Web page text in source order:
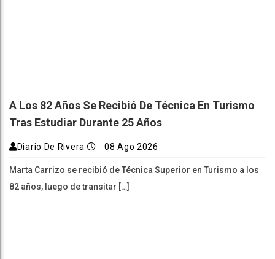
A Los 82 Años Se Recibió De Técnica En Turismo
Tras Estudiar Durante 25 Años
Diario De Rivera 08 Ago 2026
Marta Carrizo se recibió de Técnica Superior en Turismo a los
82 años, luego de transitar […]